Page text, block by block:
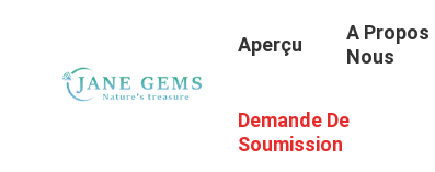
Aperçu
A Propos
Nous
Demande De
Soumission
Les Pierres Précieuses